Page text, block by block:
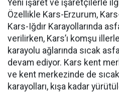
Yeni işaret ve işaretçilerle
Özellikle Kars-Erzurum,
Kars-Iğdır Karayollarında
verilirken, Kars’ı komşu
karayolu ağlarında sıcak
devam ediyor. Kars kent
ve kent merkezinde de
karayolları, kışa kadar